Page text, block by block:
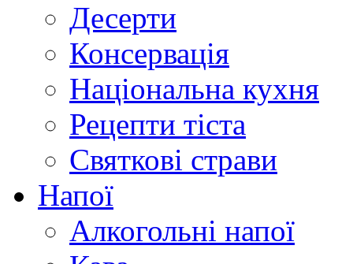
Десерти
Консервація
Національна кухня
Рецепти тіста
Святкові страви
Напої
Алкогольні напої